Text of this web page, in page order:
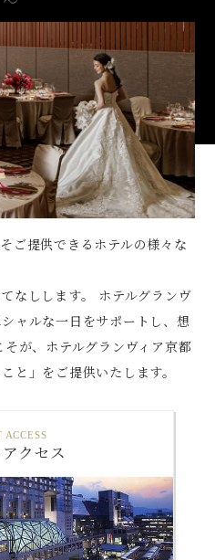
ご提供できるホテルの様々な
なしします。
ホテルグランヴ
ャルな一日をサポートし、想
そが、ホテルグランヴィア京都
と」をご提供いたします。
ACCESS
クセス